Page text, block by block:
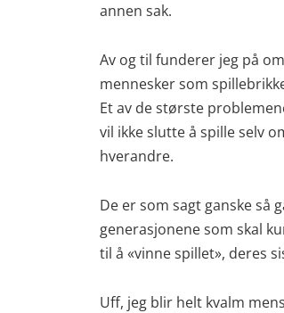
annen sak.
Av og til funderer jeg på
mennesker som
Et av de største
vil ikke slutte å spille selv
hverandre.
De er som sagt ganske så
generasjonene som skal
til å «vinne spillet», deres
Uff, jeg blir helt kvalm